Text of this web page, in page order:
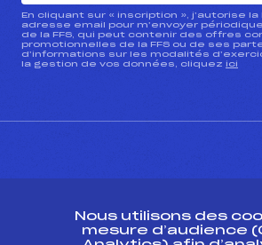
En cliquant sur « inscription », j’autorise la
adresse email pour m’envoyer
de la FFS, qui peut contenir des offres
promotionnelles de la FFS ou de ses
d’informations sur les modalités
la gestion de vos données, cliquez ici
Nous utilisons des
mesure d’audience